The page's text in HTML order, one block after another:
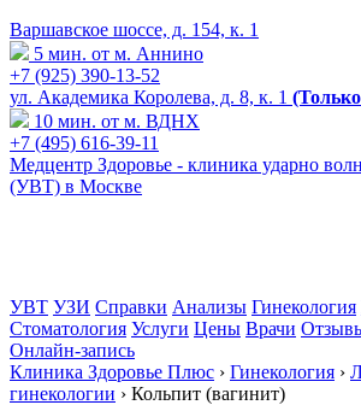
Варшавское шоссе, д. 154, к. 1
5 мин. от м. Аннино
+7 (925) 390-13-52
ул. Академика Королева, д. 8, к. 1
10 мин. от м. ВДНХ
+7 (495) 616-39-11
Медцентр Здоровье - клиника ударно
(УВТ) в Москве
УВТ УЗИ Справки Анализы Гинекология
Стоматология Услуги Цены Врачи
Онлайн-запись
Клиника Здоровье Плюс › Гинекология ›
гинекологии › Кольпит (вагинит)